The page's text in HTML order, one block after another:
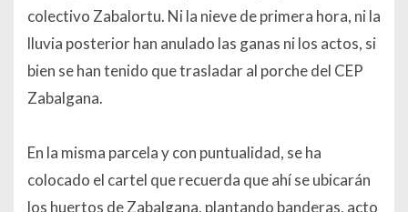
colectivo Zabalortu. Ni la nieve de primera hora, ni la
lluvia posterior han anulado las ganas ni los actos, si
bien se han tenido que trasladar al porche del CEP
Zabalgana.
En la misma parcela y con puntualidad, se ha
colocado el cartel que recuerda que ahí se ubicarán
los huertos de Zabalgana, plantando banderas, acto